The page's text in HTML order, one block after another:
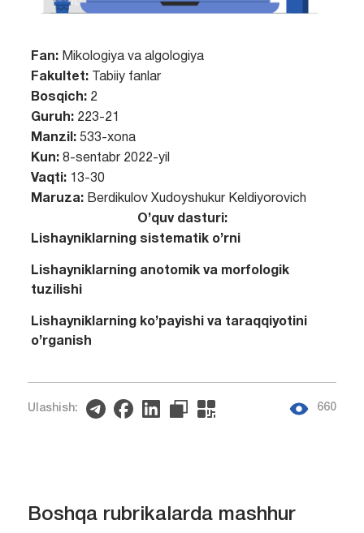
Fan: Mikologiya va algologiya
Fakultet:Tabiiy fanlar
Bosqich:2
Guruh:223-21
Manzil:533-xona
Kun: 8-sentabr 2022-yil
Vaqti:13-30
Maruza:Berdikulov Xudoyshukur Keldiyorovich
O’quv dasturi:
Lishayniklarning sistematik o’rni
Lishayniklarning anotomik va morfologik
tuzilishi
Lishayniklarning ko’payishi va taraqqiyotini
o’rganish
Ulashish: 660
Boshqa rubrikalarda mashhur